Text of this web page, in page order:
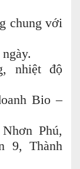
chung với
nhiệt độ
Bio –
Phú,
9, Thành